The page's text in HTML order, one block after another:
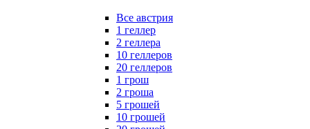
Все австрия
1 геллер
2 геллера
10 геллеров
20 геллеров
1 грош
2 гроша
5 грошей
10 грошей